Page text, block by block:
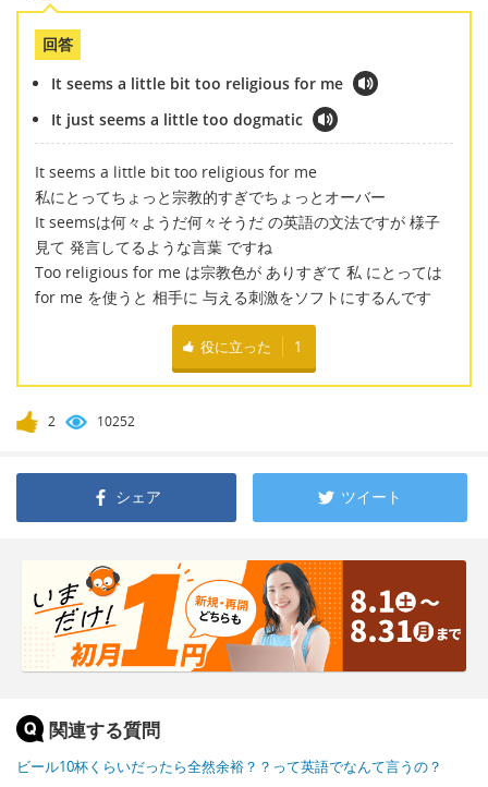
回答
It seems a little bit too religious for me
It just seems a little too dogmatic
It seems a little bit too religious for me
私にとってちょっと宗教的すぎでちょっとオーバー
It seemsは何々ようだ何々そうだ の英語の文法ですが 様子
見て 発言してるような言葉 ですね
Too religious for me は宗教色が ありすぎて 私 にとっては
for me を使うと 相手に 与える刺激をソフトにするんです
役に立った 1
2 10252
シェア ツイート
関連する質問
ビール10杯くらいだったら全然余裕？？って英語でなんて言うの？